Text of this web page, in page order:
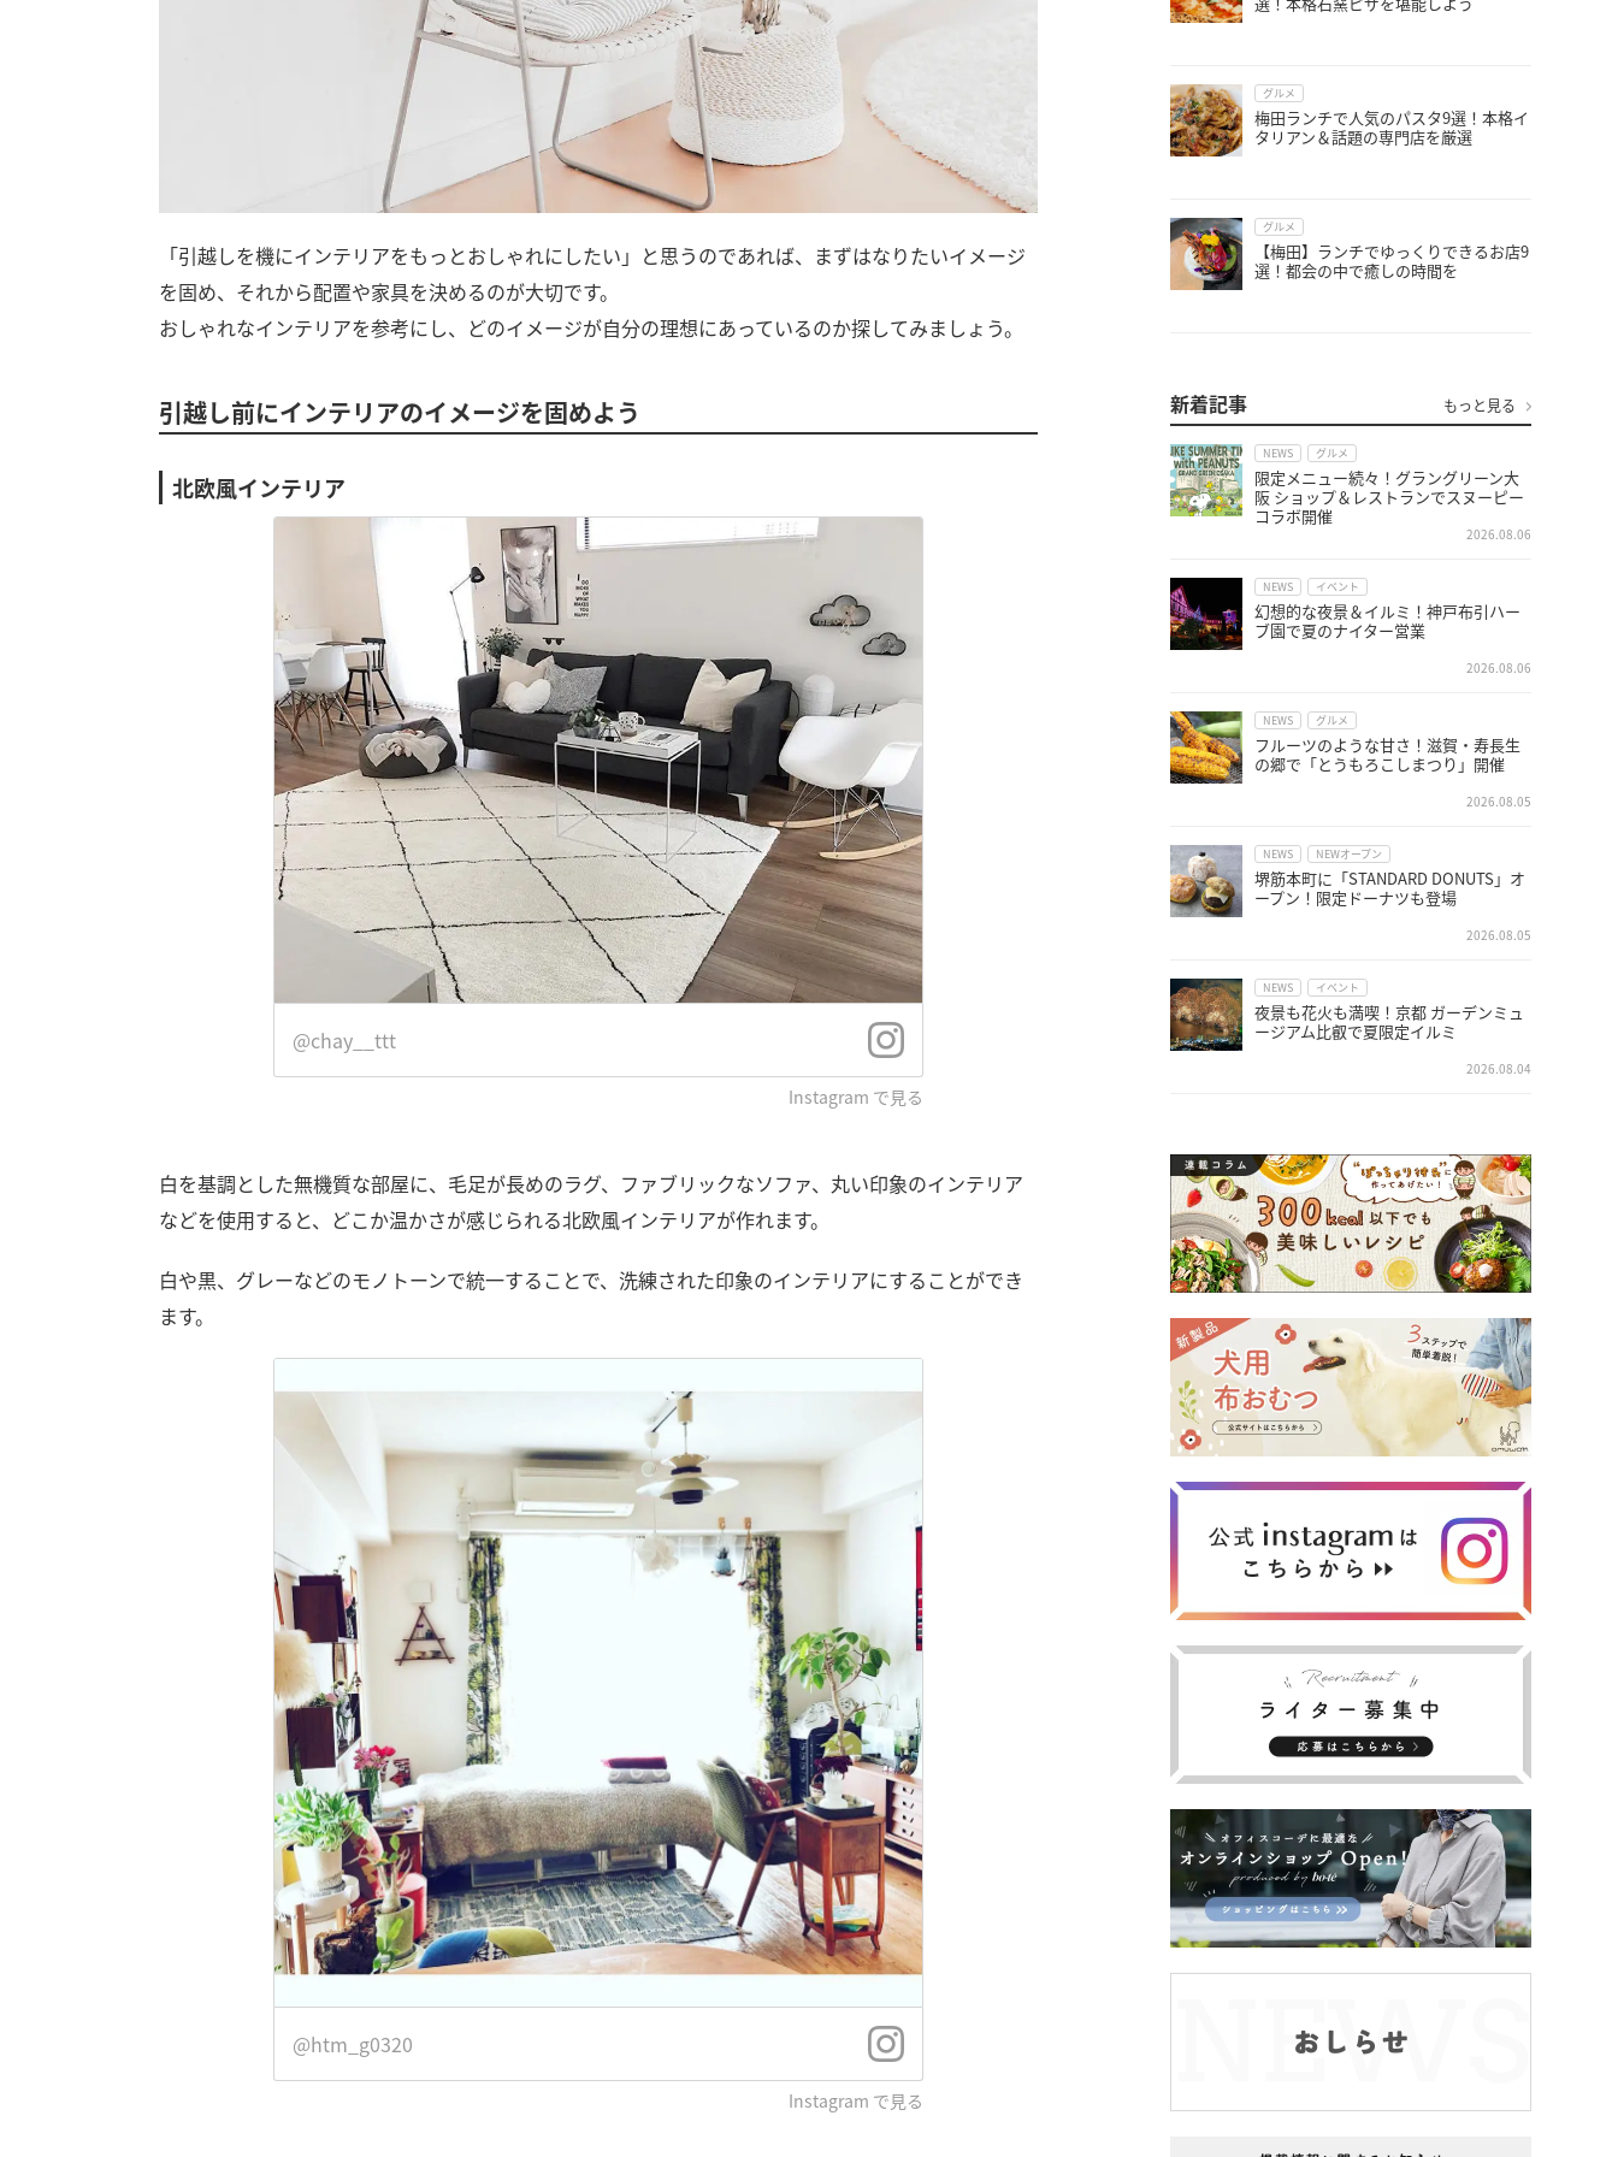
「引越しを機にインテリアをもっとおしゃれにしたい」と思うのであれば、まずはなりたいイメージ
を固め、それから配置や家具を決めるのが大切です。
おしゃれなインテリアを参考にし、どのイメージが自分の理想にあっているのか探してみましょう。
引越し前にインテリアのイメージを固めよう
北欧風インテリア
@chay__ttt
Instagram で見る
白を基調とした無機質な部屋に、毛足が長めのラグ、ファブリックなソファ、丸い印象のインテリア
などを使用すると、どこか温かさが感じられる北欧風インテリアが作れます。
白や黒、グレーなどのモノトーンで統一することで、洗練された印象のインテリアにすることができ
ます。
@htm_g0320
Instagram で見る
グルメ
梅田ランチで人気のパスタ9選！本格イ
タリアン＆話題の専門店を厳選
グルメ
【梅田】ランチでゆっくりできるお店9
選！都会の中で癒しの時間を
新着記事 もっと見る
NEWS グルメ
限定メニュー続々！グラングリーン大
阪 ショップ＆レストランでスヌーピー
コラボ開催
2026.08.06
NEWS イベント
幻想的な夜景＆イルミ！神戸布引ハー
ブ園で夏のナイター営業
2026.08.06
NEWS グルメ
フルーツのような甘さ！滋賀・寿長生
の郷で「とうもろこしまつり」開催
2026.08.05
NEWS NEWオープン
堺筋本町に「STANDARD DONUTS」オ
ープン！限定ドーナツも登場
2026.08.05
NEWS イベント
夜景も花火も満喫！京都 ガーデンミュ
ージアム比叡で夏限定イルミ
2026.08.04